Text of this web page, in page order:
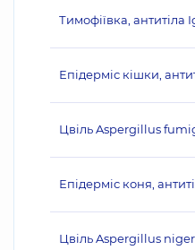
Тимофіївка, антитіла
Епідерміс кішки,
Цвіль Aspergillus
Епідерміс коня,
Цвіль Aspergillus